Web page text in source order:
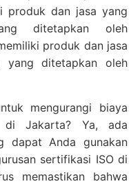
produk dan jasa yang
ditetapkan oleh
produk dan jasa
yang ditetapkan oleh
mengurangi biaya
di Jakarta? Ya, ada
dapat Anda gunakan
sertifikasi ISO di
memastikan bahwa